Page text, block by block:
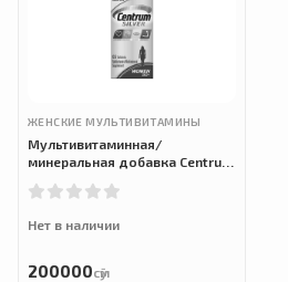
ЖЕНСКИЕ МУЛЬТИВИТАМИНЫ
Мультивитаминная/
минеральная добавка Centrum
лет, с витаминами D3, B,
Нет в наличии
200000сӯм